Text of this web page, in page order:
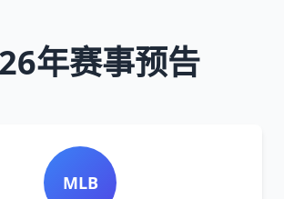
年赛事预告
MLB